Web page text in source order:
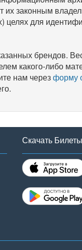
их законным
целях для
брендов.
какого-либо
нам черезформу
Скачать